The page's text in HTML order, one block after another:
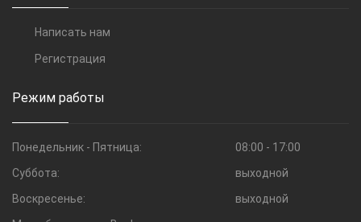
Написать нам
Регистрация
Режим работы
Понедельник - Пятница:
08:00 - 17:00
Суббота:
выходной
Воскресенье:
выходной